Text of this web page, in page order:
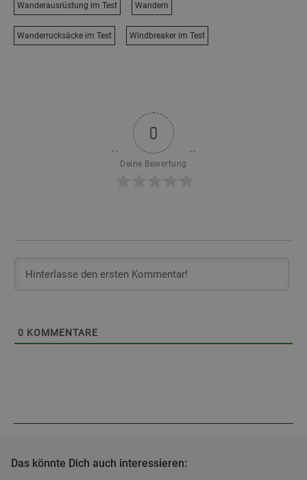
Wanderausrüstung im Test Wandern
Wanderrucksäcke im Test Windbreaker im Test
0
Deine Bewertung
0 KOMMENTARE
Das könnte Dich auch interessieren: